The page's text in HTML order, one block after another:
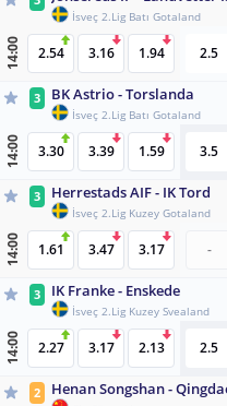
İsveç 2.Lig Batı Gotaland
14:00 2.54 3.16 1.94 2.5
3 BK Astrio - Torslanda
İsveç 2.Lig Batı Gotaland
14:00 3.30 3.39 1.59 3.5
3 Herrestads AIF - IK Tord
İsveç 2.Lig Kuzey Gotaland
14:00 1.61 3.47 3.17 -
3 IK Franke - Enskede
İsveç 2.Lig Kuzey Svealand
14:00 2.27 3.17 2.13 2.5
2 Henan Songshan -